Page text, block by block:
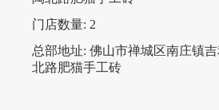
门店数量: 2
总部地址: 佛山市禅城区南庄镇
北路肥猫手工砖